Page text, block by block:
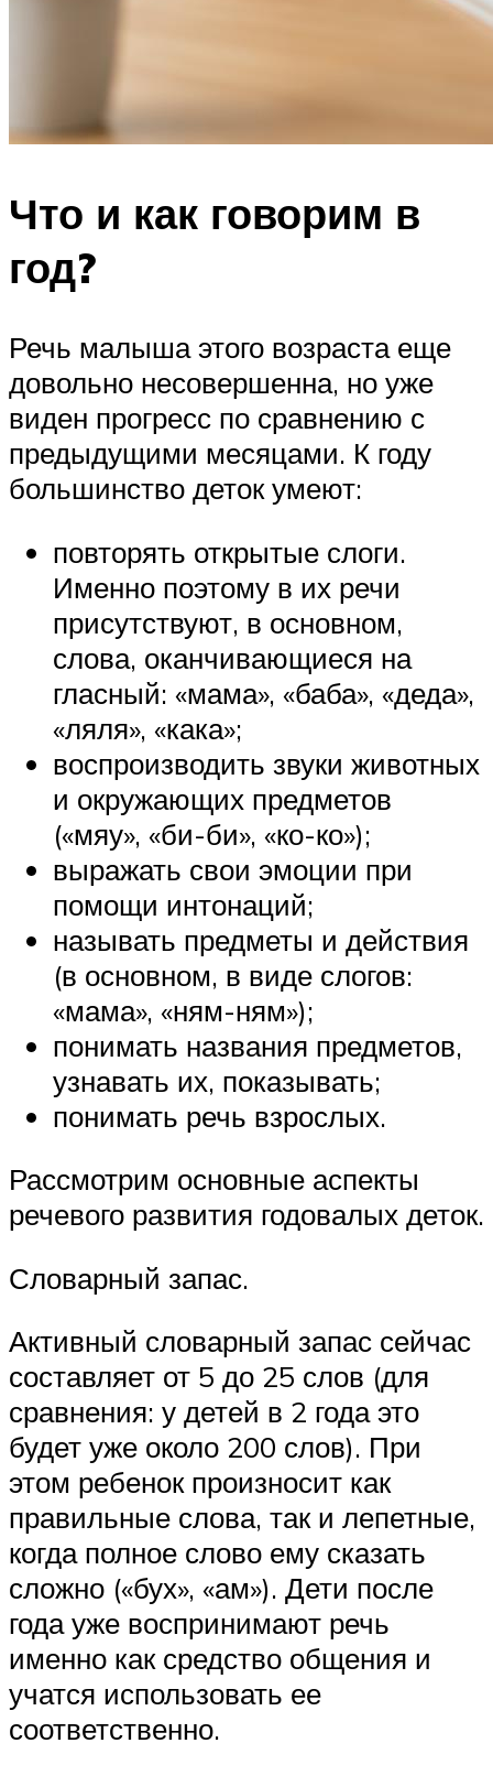
Что и как говорим в
год?
Речь малыша этого возраста еще
довольно несовершенна, но уже
виден прогресс по сравнению с
предыдущими месяцами. К году
большинство деток умеют:
повторять открытые слоги.
Именно поэтому в их речи
присутствуют, в основном,
слова, оканчивающиеся на
гласный: «мама», «баба», «деда»,
«ляля», «кака»;
воспроизводить звуки животных
и окружающих предметов
(«мяу», «би-би», «ко-ко»);
выражать свои эмоции при
помощи интонаций;
называть предметы и действия
(в основном, в виде слогов:
«мама», «ням-ням»);
понимать названия предметов,
узнавать их, показывать;
понимать речь взрослых.
Рассмотрим основные аспекты
речевого развития годовалых деток.
Словарный запас.
Активный словарный запас сейчас
составляет от 5 до 25 слов (для
сравнения: у детей в 2 года это
будет уже около 200 слов). При
этом ребенок произносит как
правильные слова, так и лепетные,
когда полное слово ему сказать
сложно («бух», «ам»). Дети после
года уже воспринимают речь
именно как средство общения и
учатся использовать ее
соответственно.